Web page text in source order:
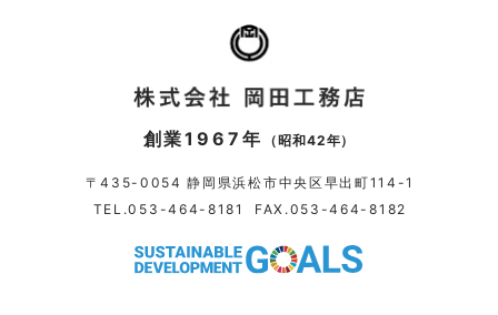
創業1967年 （昭和42年）
〒435-0054 静岡県浜松市中央区早出町114-1
TEL.053-464-8181 FAX.053-464-8182